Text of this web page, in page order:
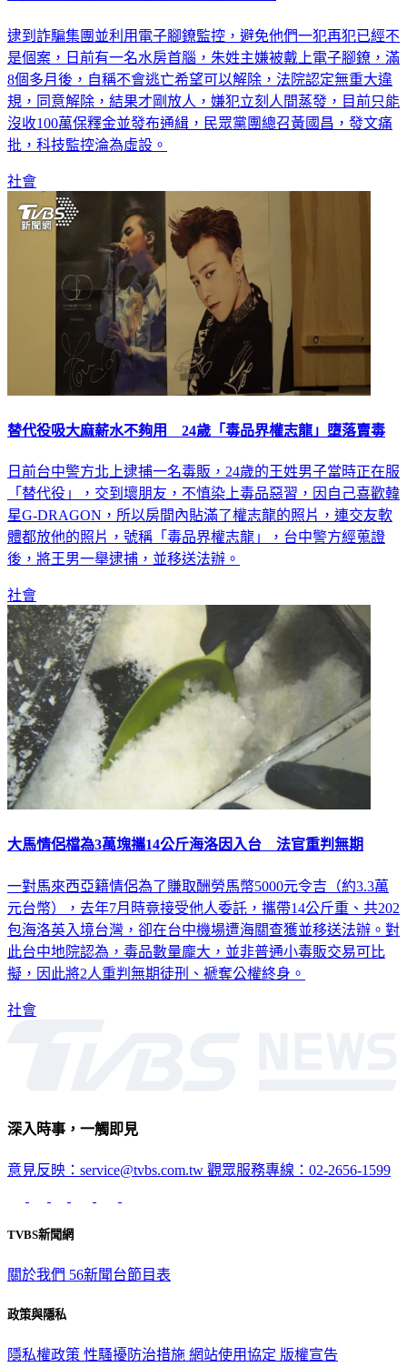
逮到詐騙集團並利用電子腳鐐監控，避免他們一犯再犯已經不
是個案，日前有一名水房首腦，朱姓主嫌被戴上電子腳鐐，滿
8個多月後，自稱不會逃亡希望可以解除，法院認定無重大違
規，同意解除，結果才剛放人，嫌犯立刻人間蒸發，目前只能
沒收100萬保釋金並發布通緝，民眾黨團總召黃國昌，發文痛
社會
日前台中警方北上逮捕一名毒販，24歲的王姓男子當時正在服
「替代役」，交到壞朋友，不慎染上毒品惡習，因自己喜歡韓
星G-DRAGON，所以房間內貼滿了權志龍的照片，連交友軟
體都放他的照片，號稱「毒品界權志龍」，台中警方經蒐證
社會
一對馬來西亞籍情侶為了賺取酬勞馬幣5000元令吉（約3.3萬
元台幣），去年7月時竟接受他人委託，攜帶14公斤重、共202
包海洛英入境台灣，卻在台中機場遭海關查獲並移送法辦。對
此台中地院認為，毒品數量龐大，並非普通小毒販交易可比